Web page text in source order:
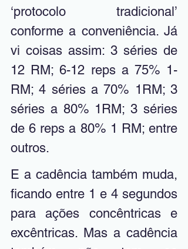
‘protocolo tradicional’
conforme a conveniência. Já
vi coisas assim: 3 séries de
12 RM; 6-12 reps a 75% 1-
RM; 4 séries a 70% 1RM; 3
séries a 80% 1RM; 3 séries
de 6 reps a 80% 1 RM; entre
outros.
E a cadência também muda,
ficando entre 1 e 4 segundos
para ações concêntricas e
excêntricas. Mas a cadência